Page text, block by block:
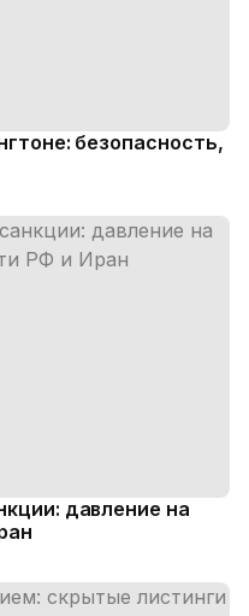
безопасность,
давление на